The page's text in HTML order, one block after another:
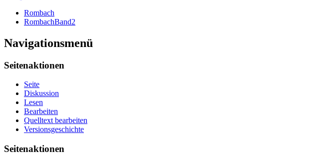
Rombach
RombachBand2
Navigationsmenü
Seitenaktionen
Seite
Diskussion
Lesen
Bearbeiten
Quelltext bearbeiten
Versionsgeschichte
Seitenaktionen